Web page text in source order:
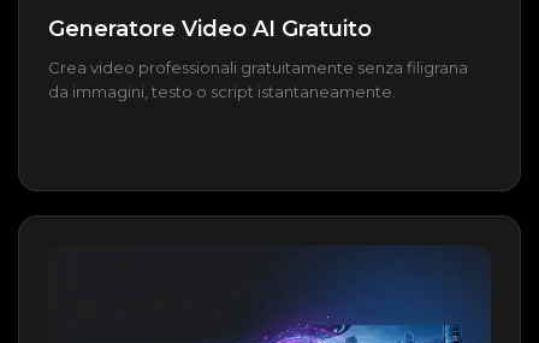
Generatore Video AI Gratuito
Crea video professionali gratuitamente senza filigrana
da immagini, testo o script istantaneamente.